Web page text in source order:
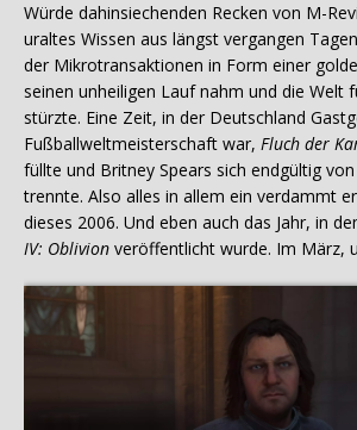
Würde dahinsiechenden Recken von M-
uraltes Wissen aus längst vergangen
der Mikrotransaktionen in Form einer
seinen unheiligen Lauf nahm und die Welt
stürzte. Eine Zeit, in der Deutschland
Fußballweltmeisterschaft war, Fluch der
füllte und Britney Spears sich endgültig
trennte. Also alles in allem ein verdammt
dieses 2006. Und eben auch das Jahr, in
IV: Oblivion veröffentlicht wurde. Im März,